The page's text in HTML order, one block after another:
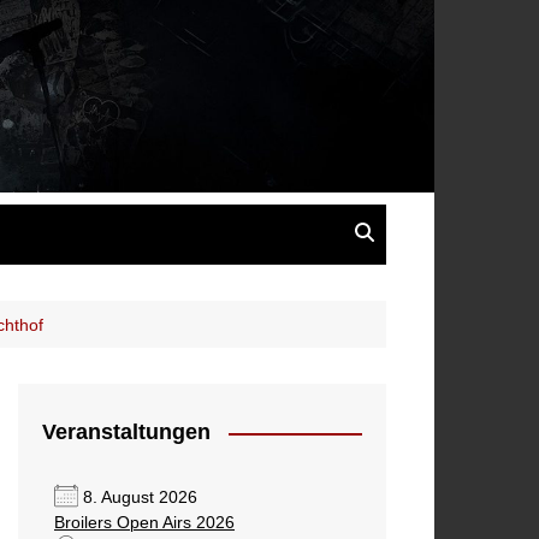
Veranstaltungen
8. August 2026
Broilers Open Airs 2026